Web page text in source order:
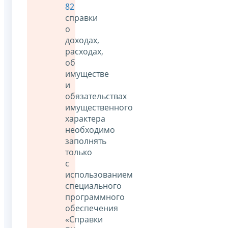
82
справки
о
доходах,
расходах,
об
имуществе
и
обязательствах
имущественного
характера
необходимо
заполнять
только
с
использованием
специального
программного
обеспечения
«Справки